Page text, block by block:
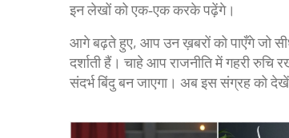
इन लेखों को एक‑एक करके पढ़ेंगे।
आगे बढ़ते हुए, आप उन ख़बरों को पाएँगे जो
दर्शाती हैं। चाहे आप राजनीति में गहरी
संदर्भ बिंदु बन जाएगा। अब इस संग्रह को